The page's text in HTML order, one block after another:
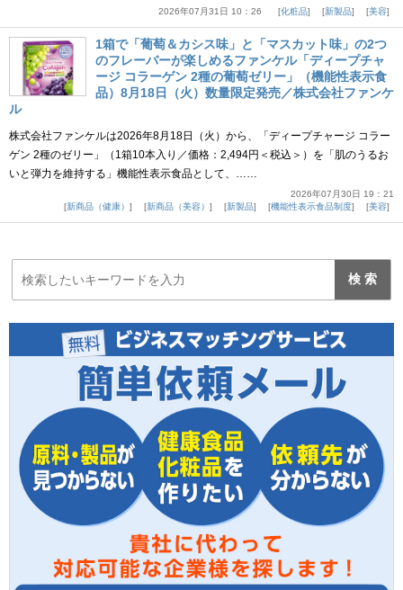
2026年07月31日 10：26 化粧品 新製品 美容
1箱で「葡萄＆カシス味」と「マスカット味」の2つ
のフレーバーが楽しめるファンケル「ディープチャ
ージ コラーゲン 2種の葡萄ゼリー」（機能性表示食
品）8月18日（火）数量限定発売／株式会社ファンケ
ル
株式会社ファンケルは2026年8月18日（火）から、「ディープチャージ コラー
ゲン 2種のゼリー」（1箱10本入り／価格：2,494円＜税込＞）を「肌のうるお
いと弾力を維持する」機能性表示食品として、……
2026年07月30日 19：21
新商品（健康）
新商品（美容） 新製品 機能性表示食品制度 美容